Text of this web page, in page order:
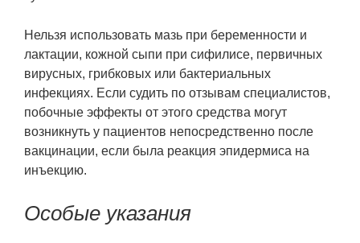
Нельзя использовать мазь при беременности и
лактации, кожной сыпи при сифилисе, первичных
вирусных, грибковых или бактериальных
инфекциях. Если судить по отзывам специалистов,
побочные эффекты от этого средства могут
возникнуть у пациентов непосредственно после
вакцинации, если была реакция эпидермиса на
инъекцию.
Особые указания